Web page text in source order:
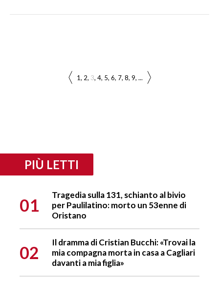
1 2 3 4 5 6 7 8 9 ...
PIÙ LETTI
01
Tragedia sulla 131, schianto al bivio
per Paulilatino: morto un 53enne di
Oristano
02
Il dramma di Cristian Bucchi: «Trovai la
mia compagna morta in casa a Cagliari
davanti a mia figlia»